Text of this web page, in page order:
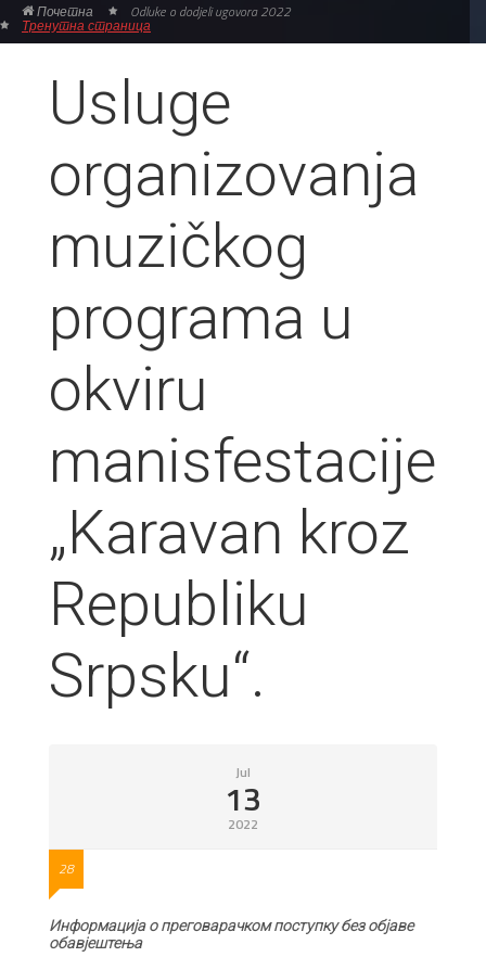
Почетна Odluke o dodjeli ugovora 2022
Тренутна страница
Usluge
organizovanja
muzičkog
programa u
okviru
manisfestacije
„Karavan kroz
Republiku
Srpsku“.
Jul
13
2022
28
Информација о преговарачком поступку без објаве
обавјештења